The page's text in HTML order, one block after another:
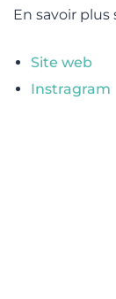
En savoir plus
Site web
Instragram